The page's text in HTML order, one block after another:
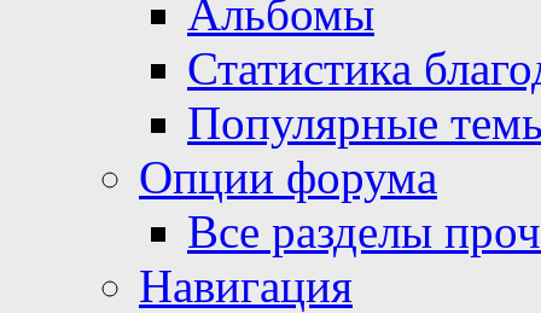
Альбомы
Статистика
Популярные
Опции форума
Все разделы
Навигация